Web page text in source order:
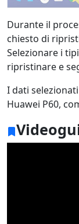
Durante il
chiesto di
Selezionare i
ripristinare e
I dati
Huawei P60,